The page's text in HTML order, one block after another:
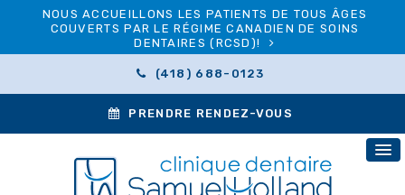
NOUS ACCUEILLONS LES PATIENTS DE TOUS ÂGES
COUVERTS PAR LE RÉGIME CANADIEN DE SOINS
DENTAIRES (RCSD)!
(418) 688-0123
PRENDRE RENDEZ-VOUS